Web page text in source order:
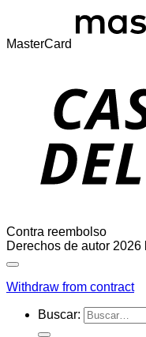
MasterCard
Contra reembolso
Derechos de autor 2026
Withdraw from contract
Buscar: